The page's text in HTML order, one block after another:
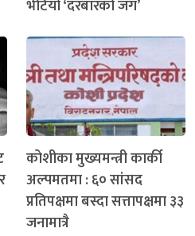
भेटियो ‘दरबारको जग’
कोशीका मुख्यमन्त्री कार्की
अल्पमतमा : ६० सांसद
प्रतिपक्षमा बस्दा सत्तापक्षमा ३३
जनामात्रै